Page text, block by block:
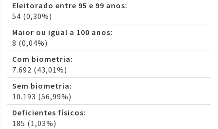
Eleitorado entre 95 e 99 anos:
54 (0,30%)
Maior ou igual a 100 anos:
8 (0,04%)
Com biometria:
7.692 (43,01%)
Sem biometria:
10.193 (56,99%)
Deficientes físicos:
185 (1,03%)